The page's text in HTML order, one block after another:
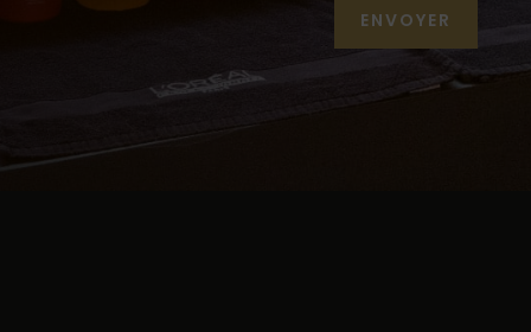
ENVOYER
Alternative: